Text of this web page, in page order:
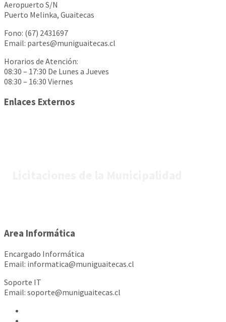
Aeropuerto S/N
Puerto Melinka, Guaitecas
Fono: (67) 2431697
Email: partes@muniguaitecas.cl
Horarios de Atención:
08:30 – 17:30 De Lunes a Jueves
08:30 – 16:30 Viernes
Enlaces Externos
Area Informática
Encargado Informática
Email: informatica@muniguaitecas.cl
Soporte IT
Email: soporte@muniguaitecas.cl